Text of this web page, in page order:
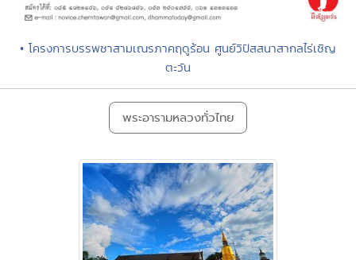
• โครงการบรรพชาสามเณรภาคฤดูร้อน ศูนย์วิปัสสนาสากลไร่เชิญ
ตะวัน
พระอารามหลวงทั่วไทย